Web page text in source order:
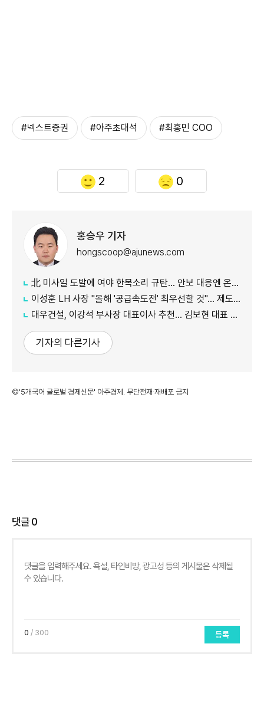
#넥스트증권 #아주초대석 #최홍민 COO
2 0
홍승우 기자
hongscoop@ajunews.com
北 미사일 도발에 여야 한목소리 규탄… 안보 대응엔 온도차
이성훈 LH 사장 "올해 '공급속도전' 최우선할 것"… 제도 개선·직원 참여 독려
대우건설, 이강석 부사장 대표이사 추천… 김보현 대표 용퇴
기자의 다른기사
©'5개국어 글로벌 경제신문' 아주경제. 무단전재·재배포 금지
댓글0
0 / 300 등록